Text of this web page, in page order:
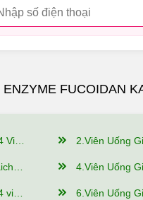
FUCOIDAN
Gì? 2.Viên Uống Giảm Cân
4.Viên Uống Giảm Cân
6.Viên Uống Giảm Cân